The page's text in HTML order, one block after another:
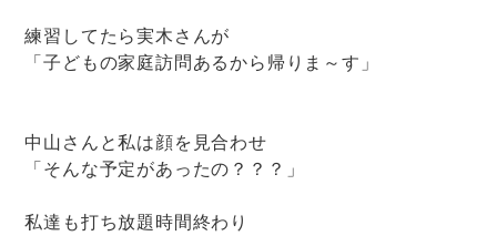
練習してたら実木さんが
「子どもの家庭訪問あるから帰りま～す」
中山さんと私は顔を見合わせ
「そんな予定があったの？？？」
私達も打ち放題時間終わり